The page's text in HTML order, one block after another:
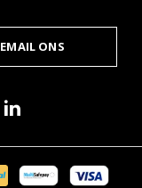
EMAIL ONS